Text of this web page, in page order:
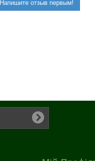
Напишите отзыв первым!